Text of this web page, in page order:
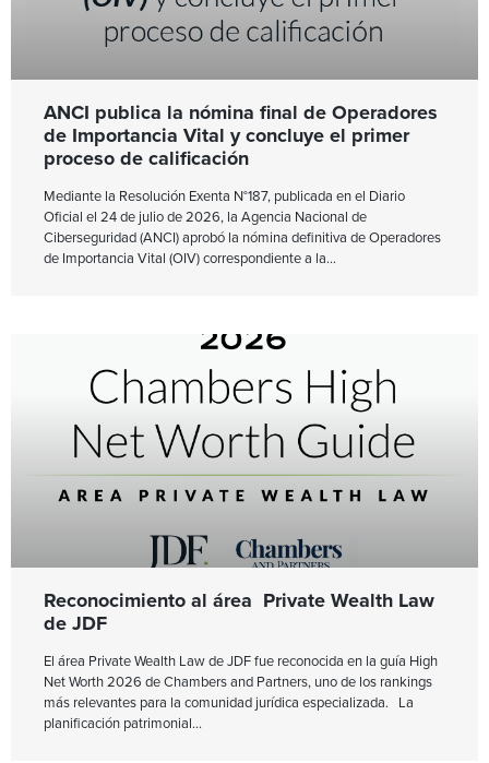
ANCI publica la nómina final de Operadores
de Importancia Vital y concluye el primer
proceso de calificación
Mediante la Resolución Exenta N°187, publicada en el Diario
Oficial el 24 de julio de 2026, la Agencia Nacional de
Ciberseguridad (ANCI) aprobó la nómina definitiva de Operadores
de Importancia Vital (OIV) correspondiente a la
Reconocimiento al área Private Wealth Law
de JDF
El área Private Wealth Law de JDF fue reconocida en la guía High
Net Worth 2026 de Chambers and Partners, uno de los rankings
más relevantes para la comunidad jurídica especializada. La
planificación patrimonial